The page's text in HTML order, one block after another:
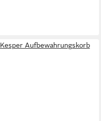
Kesper Aufbewahrungskorb